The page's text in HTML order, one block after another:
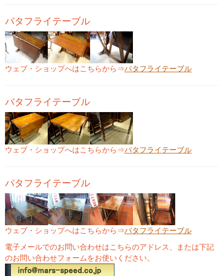
バタフライテーブル
ウェブ・ショップへはこちらから⇒バタフライテーブル
バタフライテーブル
ウェブ・ショップへはこちらから⇒バタフライテーブル
バタフライテーブル
ウェブ・ショップへはこちらから⇒バタフライテーブル
電子メールでのお問い合わせはこちらのアドレス、または下記
のお問い合わせフォームをお使いください。